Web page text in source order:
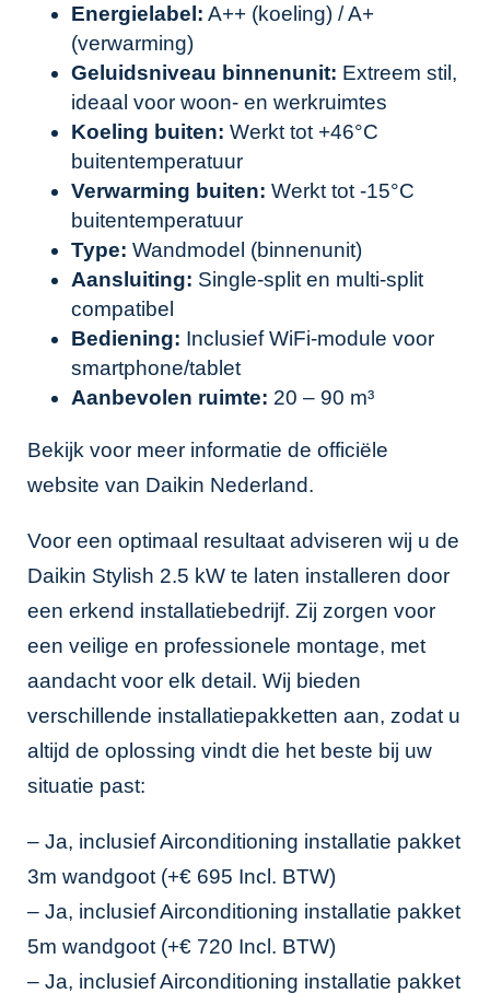
Energielabel: A++ (koeling) / A+
(verwarming)
Geluidsniveau binnenunit: Extreem stil,
ideaal voor woon- en werkruimtes
Koeling buiten: Werkt tot +46°C
buitentemperatuur
Verwarming buiten: Werkt tot -15°C
buitentemperatuur
Type: Wandmodel (binnenunit)
Aansluiting: Single-split en multi-split
compatibel
Bediening: Inclusief WiFi-module voor
smartphone/tablet
Aanbevolen ruimte: 20 – 90 m³
Bekijk voor meer informatie de officiële
website van Daikin Nederland.
Voor een optimaal resultaat adviseren wij u de
Daikin Stylish 2.5 kW te laten installeren door
een erkend installatiebedrijf. Zij zorgen voor
een veilige en professionele montage, met
aandacht voor elk detail. Wij bieden
verschillende installatiepakketten aan, zodat u
altijd de oplossing vindt die het beste bij uw
situatie past:
– Ja, inclusief Airconditioning installatie pakket
3m wandgoot (+€ 695 Incl. BTW)
– Ja, inclusief Airconditioning installatie pakket
5m wandgoot (+€ 720 Incl. BTW)
– Ja, inclusief Airconditioning installatie pakket